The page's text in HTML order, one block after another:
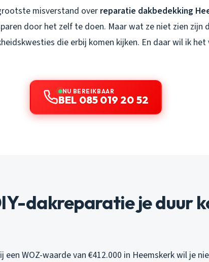
misverstand over reparatie dakbedekking
door het zelf te doen. Maar wat ze niet zien zijn
die erbij komen kijken. En daar wil ik
NU BEREIKBAAR
BEL 085 019 20 52
dakreparatie je duur
een WOZ-waarde van €412.000 in Heemskerk wil je